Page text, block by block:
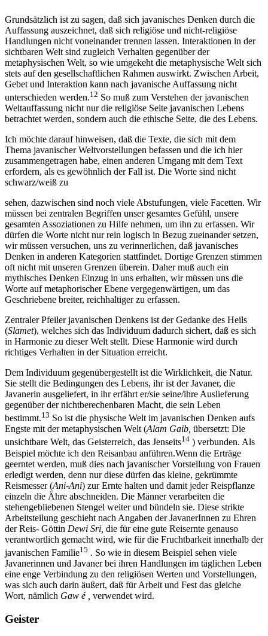
Grundsätzlich ist zu sagen, daß sich javanisches Denken durch die
Auffassung auszeichnet, daß sich religiöse und nicht-religiöse
Handlungen nicht voneinander trennen lassen. Interaktionen in der
sichtbaren Welt sind zugleich Verhalten gegenüber der
metaphysischen Welt, so wie umgekeht die metaphysische Welt sich
stets auf den gesellschaftlichen Rahmen auswirkt. Zwischen Arbeit,
Gebet und Interaktion kann nach javanische Auffassung nicht
unterschieden werden.12 So muß zum Verstehen der javanischen
Weltauffassung nicht nur die religiöse Seite javanischen Lebens
betrachtet werden, sondern auch die ethische Seite, die des Lebens.
Ich möchte darauf hinweisen, daß die Texte, die sich mit dem
Thema javanischer Weltvorstellungen befassen und die ich hier
zusammengetragen habe, einen anderen Umgang mit dem Text
erfordern, als es gewöhnlich der Fall ist. Die Worte sind nicht
schwarz/weiß zu
sehen, dazwischen sind noch viele Abstufungen, viele Facetten. Wir
müssen bei zentralen Begriffen unser gesamtes Gefühl, unsere
gesamten Assoziationen zu Hilfe nehmen, um ihn zu erfassen. Wir
dürfen die Worte nicht nur rein logisch in Bezug zueinander setzen,
wir müssen versuchen, uns zu verinnerlichen, daß javanisches
Denken in anderen Kategorien stattfindet. Dortige Grenzen stimmen
oft nicht mit unseren Grenzen überein. Daher muß auch ein
mythisches Denken Einzug in uns erhalten, wir müssen uns die
Worte auf metaphorischer Ebene vergegenwärtigen, um das
Geschriebene breiter, reichhaltiger zu erfassen.
Zentraler Pfeiler javanischen Denkens ist der Gedanke des Heils
(Slamet), welches sich das Individuum dadurch sichert, daß es sich
in Harmonie zu dieser Welt stellt. Diese Harmonie wird durch
richtiges Verhalten in der Situation erreicht.
Dem Individuum gegenübergestellt ist die Wirklichkeit, die Natur.
Sie stellt die Bedingungen des Lebens, ihr ist der Javaner, die
Javanerin ausgeliefert, in ihr erfährt er/sie seine/ihre Auslieferung
gegenüber der nichtberechenbaren Macht, die sein Leben
bestimmt.13 So ist die physische Welt im javanischen Denken aufs
Engste mit der metaphysischen Welt (Alam Gaib, übersetzt: Die
unsichtbare Welt, das Geisterreich, das Jenseits14 ) verbunden. Als
Beispiel möchte ich den Reisanbau anführen.Wenn die Erträge
geerntet werden, muß dies nach javanischer Vorstellung von Frauen
erledigt werden, denn nur diese dürfen das kleine, gekrümmte
Reismesser (Ani-Ani) zur Ernte halten und damit jeder Reispflanze
einzeln die Ähre abschneiden. Die Männer verarbeiten die
stehengebliebenen Stengel weiter und bündeln sie. Diese strikte
Arbeitsteilung geschieht nach Angaben der JavanerInnen zu Ehren
der Reis- Göttin Dewi Sri, die für eine gute Reisernte genauso
verantwortlich gemacht wird, wie für die Fruchtbarkeit innerhalb der
javanischen Familie15 . So wie in diesem Beispiel sehen viele
Javanerinnen und Javaner bei ihren Handlungen im täglichen Leben
eine enge Verbindung zu den religiösen Werten und Vorstellungen,
was sich auch darin äußert, daß für Arbeit und Fest das gleiche
Wort, nämlich Gaw é , verwendet wird.
Geister